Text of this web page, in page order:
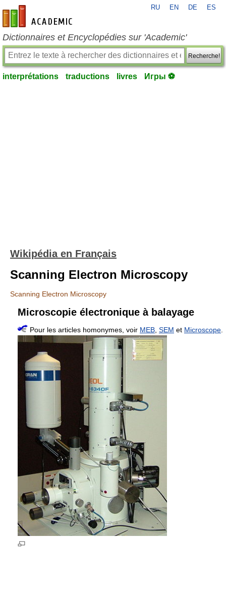
fr-academic.com
RU EN DE ES
Dictionnaires et Encyclopédies sur 'Academic'
Recherche!
interprétations traductions livres Игры ⚽
Wikipédia en Français
Scanning Electron Microscopy
Scanning Electron Microscopy
Microscopie électronique à balayage
Pour les articles homonymes, voir MEB SEM et Microscope